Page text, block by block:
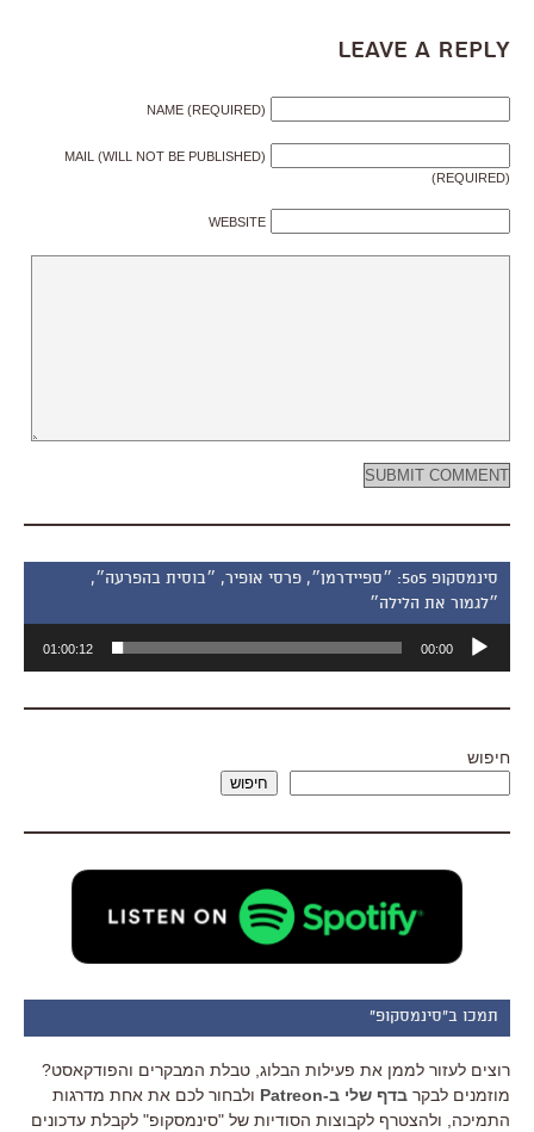
Leave a Reply
NAME (REQUIRED)
MAIL (WILL NOT BE PUBLISHED)
(REQUIRED)
WEBSITE
סינמסקופ 505: ״ספיידרמן״, פרסי אופיר, ״בוסית בהפרעה״,
״לגמור את הלילה״
אודיו
00:00
01:00:12
חיפוש
חיפוש
תמכו ב"סינמסקופ"
רוצים לעזור לממן את פעילות הבלוג, טבלת המבקרים והפודקאסט?
מוזמנים לבקר בדף שלי ב-Patreon
ולבחור לכם את אחת מדרגות
התמיכה, ולהצטרף לקבוצות הסודיות של "סינמסקופ" לקבלת עדכונים